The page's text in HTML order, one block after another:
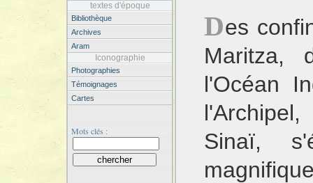
textes d'époque
Bibliothèque
Archives
Aram
Iconographie
Photographies
Témoignages
Cartes
Mots clés :
Des
Maritza,
l'Océan
Sinaï,